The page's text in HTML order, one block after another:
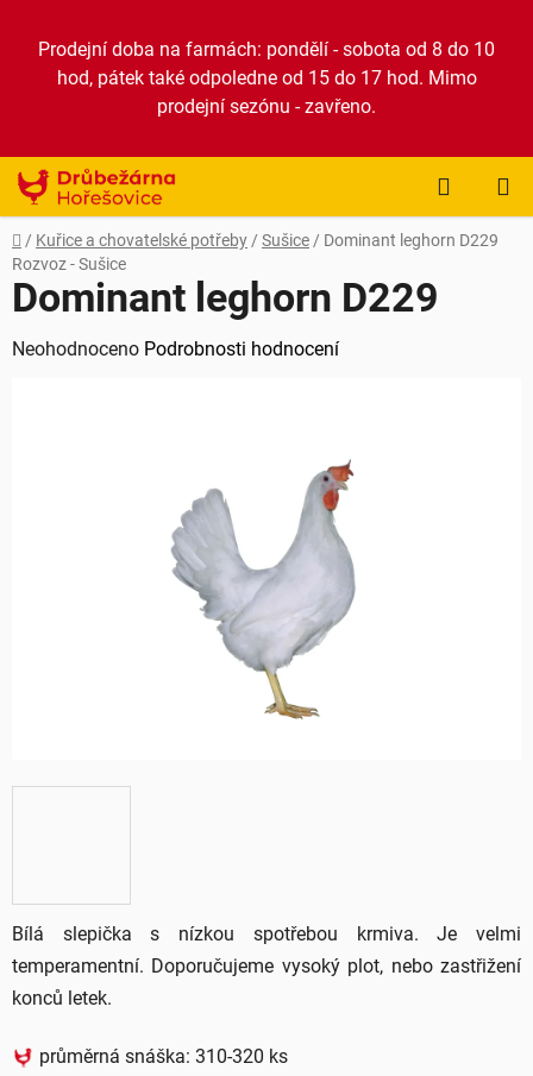
obsah
Prodejní doba na farmách: pondělí - sobota od 8 do 10
hod, pátek také odpoledne od 15 do 17 hod. Mimo
prodejní sezónu - zavřeno.
KOŠÍK
Domů
/ Kuřice a chovatelské potřeby / Sušice / Dominant leghorn D229
Rozvoz - Sušice
Bílá slepička s nízkou spotřebou krmiva. Je velmi
temperamentní. Doporučujeme vysoký plot, nebo zastřižení
konců letek.
průměrná snáška: 310-320 ks
Dominant leghorn D229
Průměrné
Neohodnoceno Podrobnosti hodnocení